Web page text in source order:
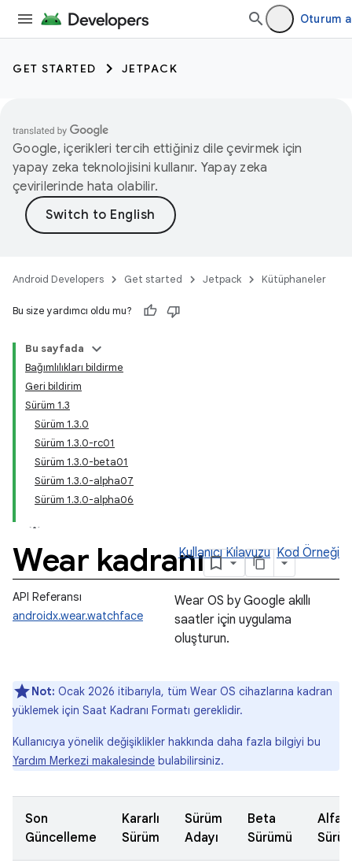
Oturum
GET STARTED JETPACK
Google, içerikleri tercih ettiğiniz dile çevirmek için
yapay zeka teknolojisini kullanır. Yapay zeka
çevirilerinde hata olabilir.
Android Developers Get started Jetpack Kütüphaneler
Bu size yardımcı oldu mu?
Bu sayfada
Bağımlılıkları bildirme
Geri bildirim
Sürüm 1.3
Sürüm 1.3.0
Sürüm 1.3.0-rc01
Sürüm 1.3.0-beta01
Sürüm 1.3.0-alpha07
Sürüm 1.3.0-alpha06
Wear kadranıKullanıcı Kılavuzu Kod Örneği
API Referansı
androidx.wear.watchface
Wear OS by Google akıllı
saatler için uygulama
oluşturun.
Not: Ocak 2026 itibarıyla, tüm Wear OS cihazlarına kadran
yüklemek için Saat Kadranı Formatı gereklidir.
Kullanıcıya yönelik değişiklikler hakkında daha fazla bilgiyi bu
Yardım Merkezi makalesinde bulabilirsiniz.
Son
Güncelleme
Kararlı
Sürüm
Sürüm
Adayı
Beta
Sürümü
Alfa